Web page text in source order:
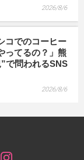
2026/8/6
コでのコーヒー
ってるの？」熊
で問われるSNS
2026/8/6